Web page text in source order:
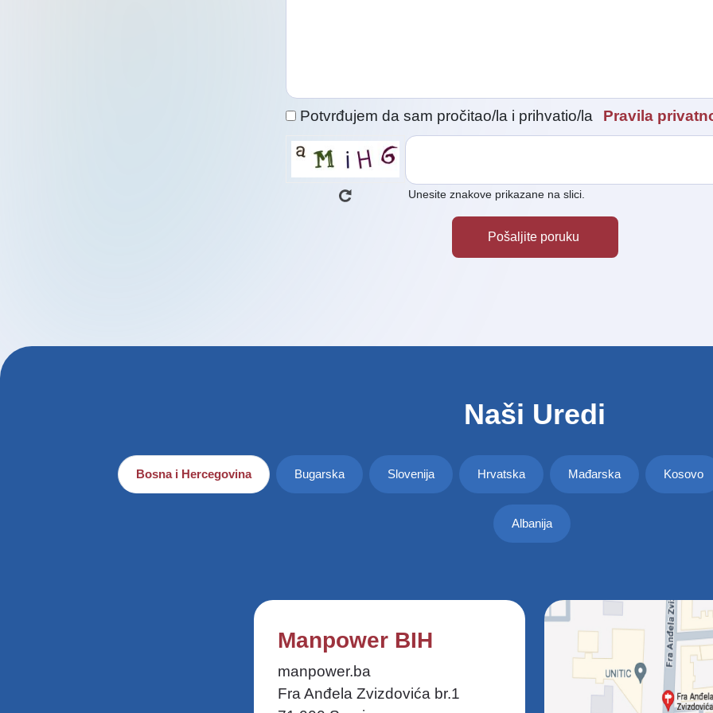
Potvrđujem da sam pročitao/la i prihvatio/la Pravila
Unesite znakove prikazane na slici.
Naši Uredi
Bosna i Hercegovina Bugarska Slovenija Hrvatska Mađarska Kosovo
Albanija
Manpower BIH
manpower.ba
Fra Anđela Zvizdovića br.1